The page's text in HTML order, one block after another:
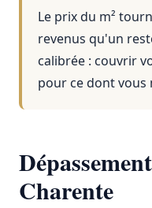
Le prix du m²
revenus qu'un
calibrée : couvrir
pour ce dont vous
Charente